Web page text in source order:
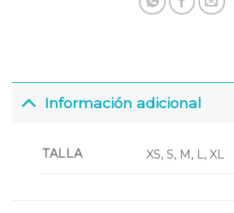
Información adicional
TALLA XS, S, M, L, XL